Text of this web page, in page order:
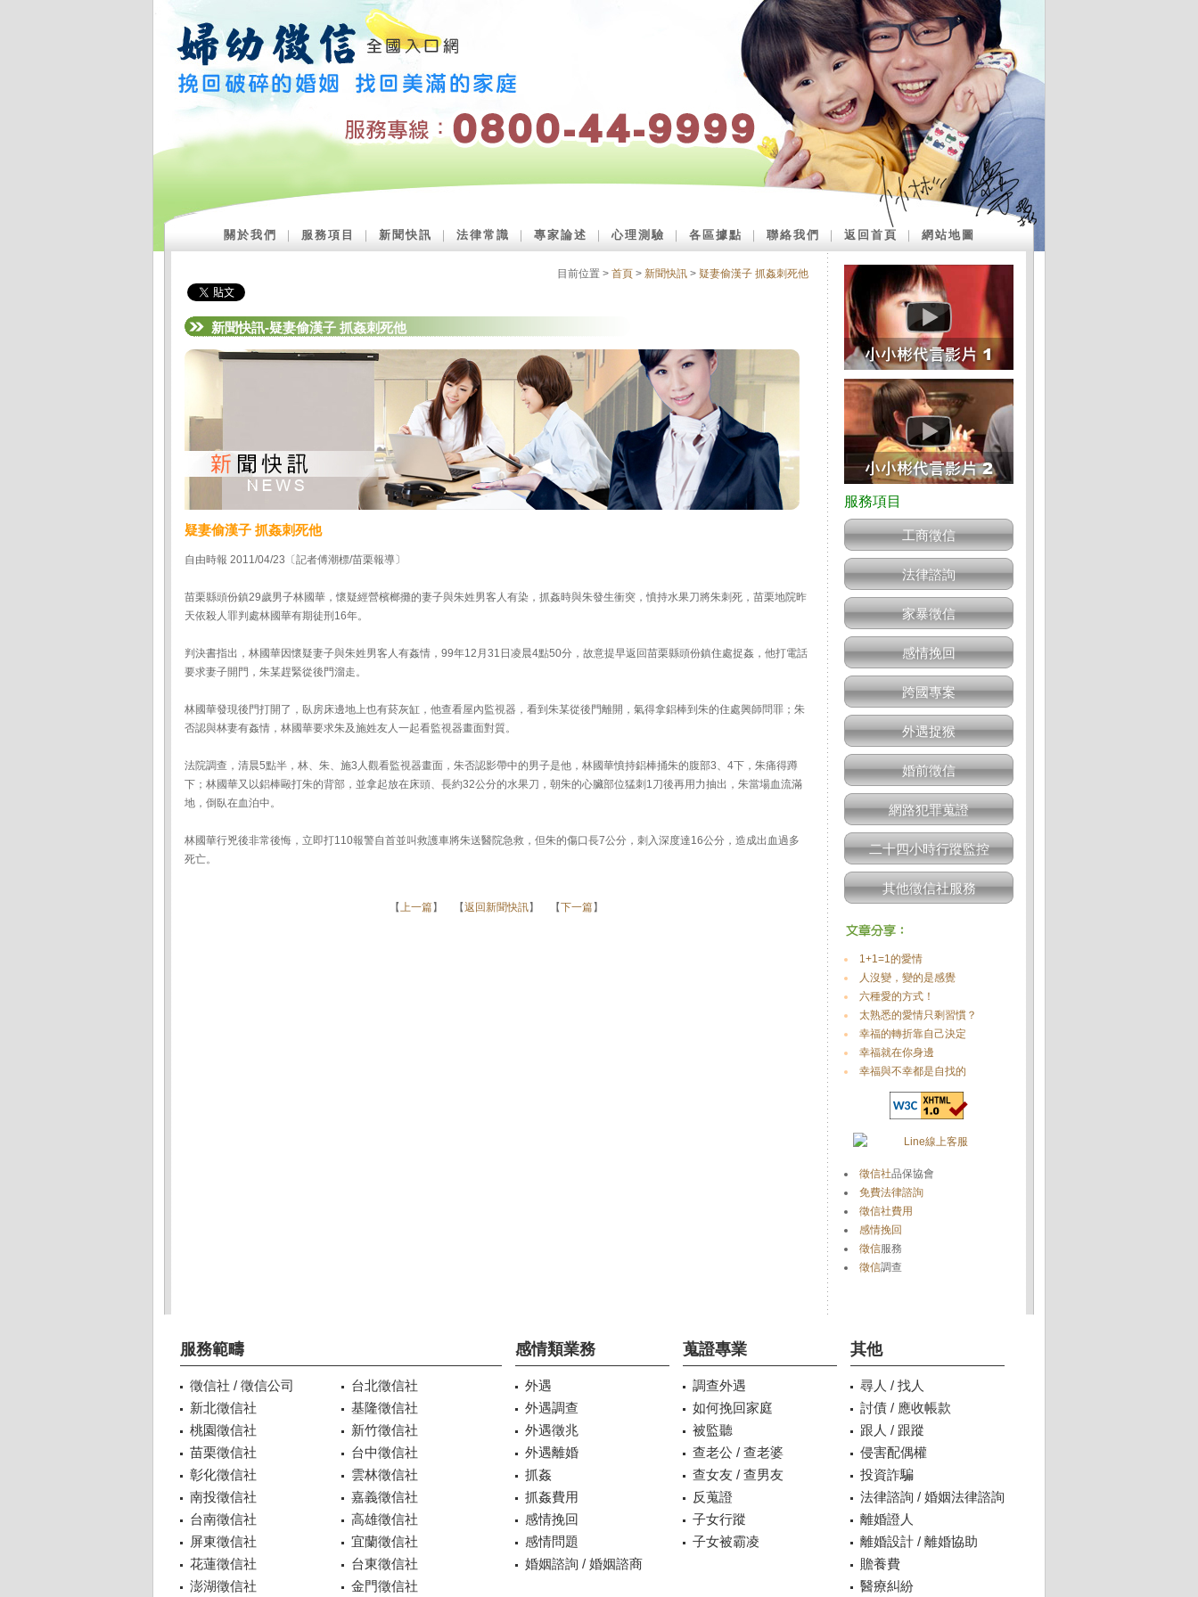
關於我們 服務項目 新聞快訊 法律常識 專家論述 ｜心理測驗 各區據點 聯絡我們 返回首頁 網站地圖
目前位置 > 首頁 > 新聞快訊 > 疑妻偷漢子 抓姦刺死他
新聞快訊-疑妻偷漢子 抓姦刺死他
疑妻偷漢子 抓姦刺死他
自由時報 2011/04/23〔記者傅潮標/苗栗報導〕
苗栗縣頭份鎮29歲男子林國華，懷疑經營檳榔攤的妻子與朱姓男客人有染，抓姦時與朱發生衝突，憤持水果刀將朱刺死，苗栗地院昨
天依殺人罪判處林國華有期徒刑16年。
判決書指出，林國華因懷疑妻子與朱姓男客人有姦情，99年12月31日凌晨4點50分，故意提早返回苗栗縣頭份鎮住處捉姦，他打電話
要求妻子開門，朱某趕緊從後門溜走。
林國華發現後門打開了，臥房床邊地上也有菸灰缸，他查看屋內監視器，看到朱某從後門離開，氣得拿鋁棒到朱的住處興師問罪；朱
否認與林妻有姦情，林國華要求朱及施姓友人一起看監視器畫面對質。
法院調查，清晨5點半，林、朱、施3人觀看監視器畫面，朱否認影帶中的男子是他，林國華憤持鋁棒捅朱的腹部3、4下，朱痛得蹲
下；林國華又以鋁棒毆打朱的背部，並拿起放在床頭、長約32公分的水果刀，朝朱的心臟部位猛刺1刀後再用力抽出，朱當場血流滿
地，倒臥在血泊中。
林國華行兇後非常後悔，立即打110報警自首並叫救護車將朱送醫院急救，但朱的傷口長7公分，刺入深度達16公分，造成出血過多
死亡。
【上一篇】 【返回新聞快訊】 【下一篇】
工商徵信
法律諮詢
家暴徵信
感情挽回
跨國專案
外遇捉猴
婚前徵信
網路犯罪蒐證
二十四小時行蹤監控
其他徵信社服務
1+1=1的愛情
人沒變，變的是感覺
六種愛的方式！
太熟悉的愛情只剩習慣？
幸福的轉折靠自己決定
幸福就在你身邊
幸福與不幸都是自找的
徵信社品保協會
免費法律諮詢
徵信社費用
感情挽回
徵信服務
徵信調查
服務範疇
徵信社 / 徵信公司
台北徵信社
新北徵信社
基隆徵信社
桃園徵信社
新竹徵信社
苗栗徵信社
台中徵信社
彰化徵信社
雲林徵信社
南投徵信社
嘉義徵信社
台南徵信社
高雄徵信社
屏東徵信社
宜蘭徵信社
花蓮徵信社
台東徵信社
澎湖徵信社
金門徵信社
感情類業務
外遇
外遇調查
外遇徵兆
外遇離婚
抓姦
抓姦費用
感情挽回
感情問題
婚姻諮詢 / 婚姻諮商
蒐證專業
調查外遇
如何挽回家庭
被監聽
查老公 / 查老婆
查女友 / 查男友
反蒐證
子女行蹤
子女被霸凌
其他
尋人 / 找人
討債 / 應收帳款
跟人 / 跟蹤
侵害配偶權
投資詐騙
法律諮詢 / 婚姻法律諮詢
離婚證人
離婚設計 / 離婚協助
贍養費
醫療糾紛